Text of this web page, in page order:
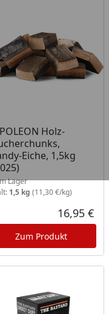
Holz-
Eiche, 1,5kg
am Lager
Lager
1,5 kg (11,30 €/kg)
16,95 €
Zum Produkt